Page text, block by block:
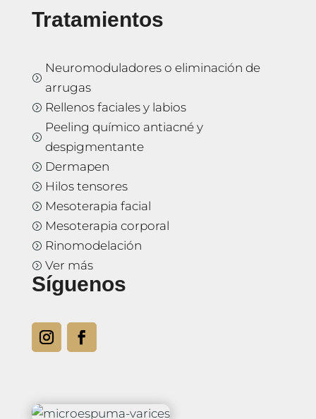
Tratamientos
=
Neuromoduladores o eliminación de
arrugas
= Rellenos faciales y labios
=
Peeling químico antiacné y
despigmentante
= Dermapen
= Hilos tensores
= Mesoterapia facial
= Mesoterapia corporal
= Rinomodelación
= Ver más
Síguenos